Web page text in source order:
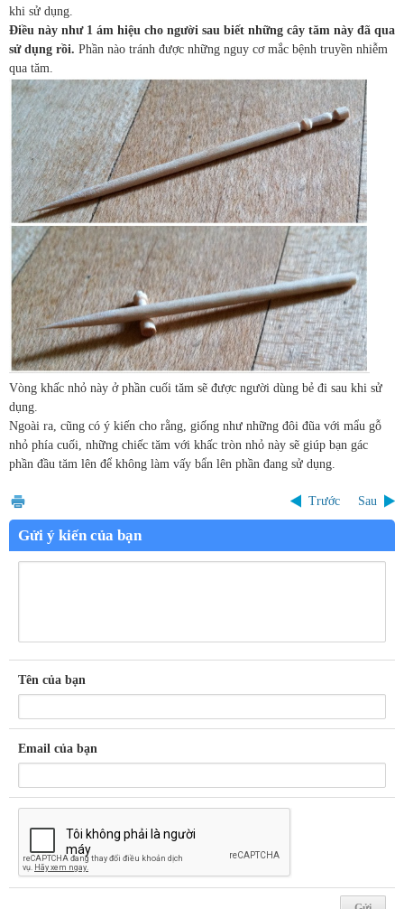
khi sử dụng.
Điều này như 1 ám hiệu cho người sau biết những cây tăm này đã qua
sử dụng rồi. Phần nào tránh được những nguy cơ mắc bệnh truyền nhiễm
qua tăm.
Vòng khấc nhỏ này ở phần cuối tăm sẽ được người dùng bẻ đi sau khi sử
dụng.
Ngoài ra, cũng có ý kiến cho rằng, giống như những đôi đũa với mẩu gỗ
nhỏ phía cuối, những chiếc tăm với khấc tròn nhỏ này sẽ giúp bạn gác
phần đầu tăm lên để không làm vấy bẩn lên phần đang sử dụng.
Trước Sau
Gửi ý kiến của bạn
Tên của bạn
Email của bạn